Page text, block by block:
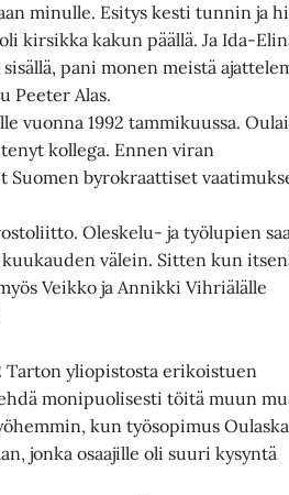
minulle. Esitys kesti tunnin ja
kirsikka kakun päällä. Ja Ida-
pani monen meistä
Peeter Alas.
vuonna 1992 tammikuussa.
kollega. Ennen viran
Suomen byrokraattiset
Oleskelu- ja työlupien
välein. Sitten kun
Veikko ja Annikki Vihriälälle
Tarton yliopistosta erikoistuen
monipuolisesti töitä muun
kun työsopimus
jonka osaajille oli suuri kysyntä